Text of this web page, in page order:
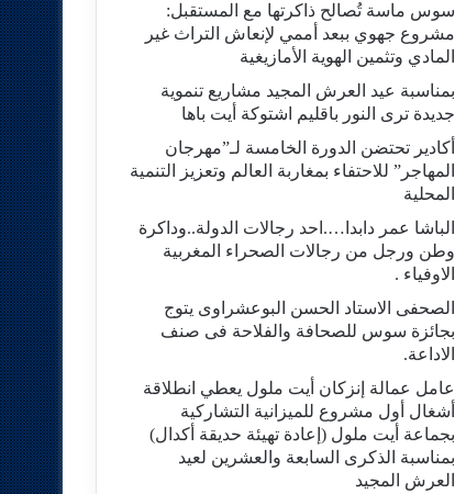
سوس ماسة تُصالح ذاكرتها مع المستقبل:
مشروع جهوي ببعد أممي لإنعاش التراث غير
المادي وتثمين الهوية الأمازيغية
بمناسبة عيد العرش المجيد مشاريع تنموية
جديدة ترى النور باقليم اشتوكة أيت باها
أكادير تحتضن الدورة الخامسة لـ”مهرجان
المهاجر” للاحتفاء بمغاربة العالم وتعزيز التنمية
المحلية
الباشا عمر دابدا….احد رجالات الدولة..وداكرة
وطن ورجل من رجالات الصحراء المغربية
الاوفياء .
الصحفى الاستاد الحسن البوعشراوى يتوج
بجائزة سوس للصحافة والفلاحة فى صنف
الاداعة.
عامل عمالة إنزكان أيت ملول يعطي انطلاقة
أشغال أول مشروع للميزانية التشاركية
بجماعة أيت ملول (إعادة تهيئة حديقة أكدال)
بمناسبة الذكرى السابعة والعشرين لعيد
العرش المجيد